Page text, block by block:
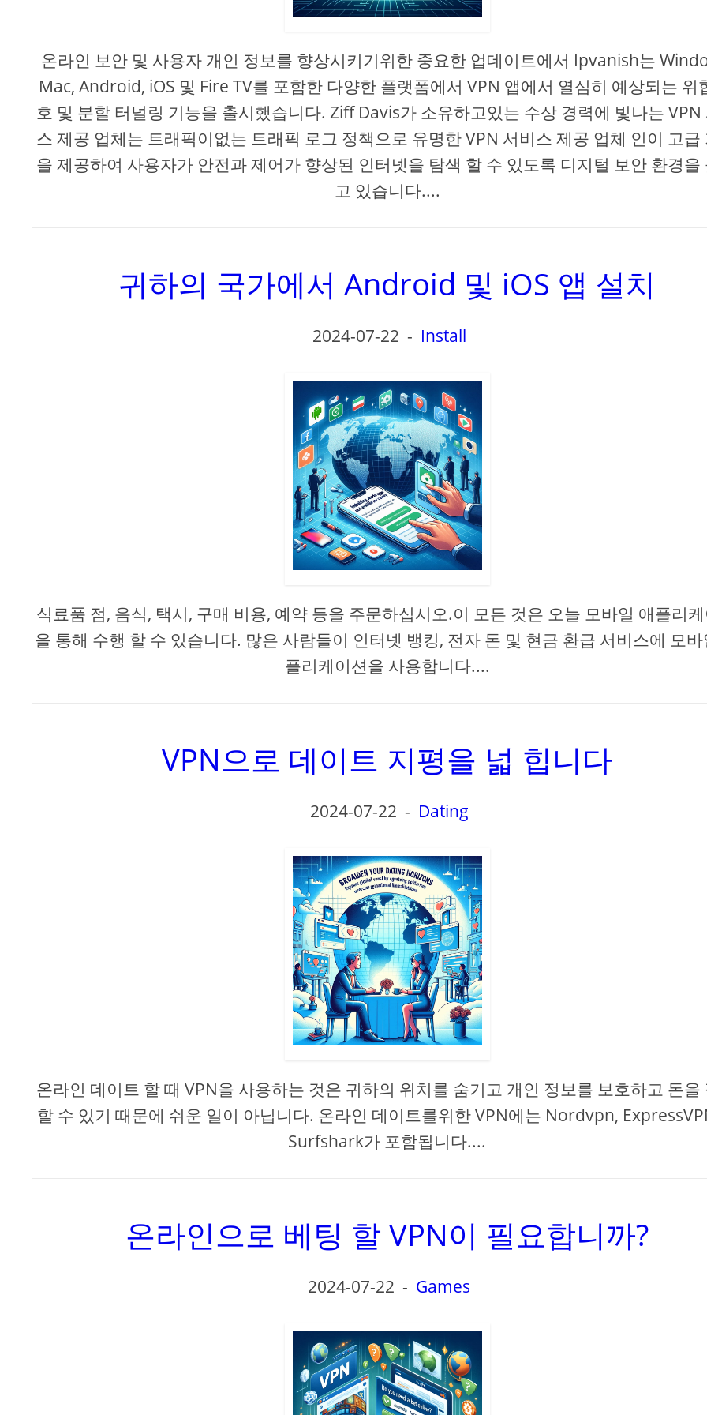
온라인 보안 및 사용자 개인 정보를 향상시키기위한 중요한 업데이트에서 Ipvanish는
Mac, Android, iOS 및 Fire TV를 포함한 다양한 플랫폼에서 VPN 앱에서 열심히 예상되는 위
호 및 분할 터널링 기능을 출시했습니다. Ziff Davis가 소유하고있는 수상 경력에 빛나는 VPN
스 제공 업체는 트래픽이없는 트래픽 로그 정책으로 유명한 VPN 서비스 제공 업체 인이 고급
을 제공하여 사용자가 안전과 제어가 향상된 인터넷을 탐색 할 수 있도록 디지털 보안 환경을
고 있습니다....
귀하의 국가에서 Android 및 iOS 앱 설치
2024-07-22 - Install
식료품 점, 음식, 택시, 구매 비용, 예약 등을 주문하십시오.이 모든 것은 오늘 모바일 애플리
을 통해 수행 할 수 있습니다. 많은 사람들이 인터넷 뱅킹, 전자 돈 및 현금 환급 서비스에 모바
플리케이션을 사용합니다....
VPN으로 데이트 지평을 넓 힙니다
2024-07-22 - Dating
온라인 데이트 할 때 VPN을 사용하는 것은 귀하의 위치를 ​​숨기고 개인 정보를 보호하고 돈을
할 수 있기 때문에 쉬운 일이 아닙니다. 온라인 데이트를위한 VPN에는 Nordvpn,
Surfshark가 포함됩니다....
온라인으로 베팅 할 VPN이 필요합니까?
2024-07-22 - Games